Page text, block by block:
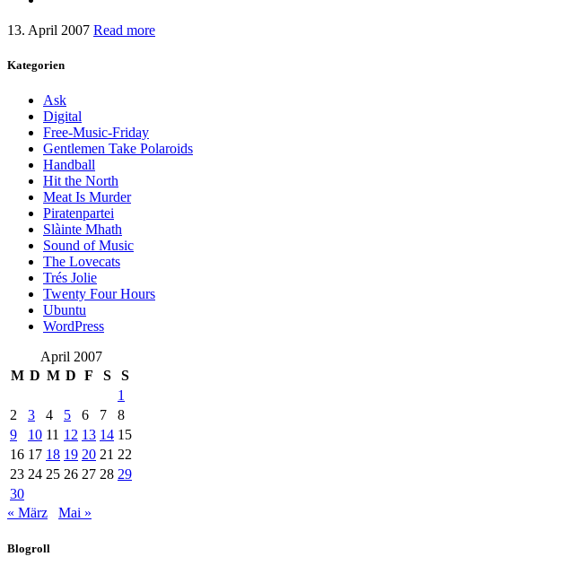
13. April 2007 Read more
Kategorien
Ask
Digital
Free-Music-Friday
Gentlemen Take Polaroids
Handball
Hit the North
Meat Is Murder
Piratenpartei
Slàinte Mhath
Sound of Music
The Lovecats
Trés Jolie
Twenty Four Hours
Ubuntu
WordPress
April 2007
M D M D F S
S
1
2
3 4 5 6 7
8
9
10 11 12 13 14 15
16 17 18 19 20 21 22
23 24 25 26 27 28 29
30
« März
Mai »
Blogroll